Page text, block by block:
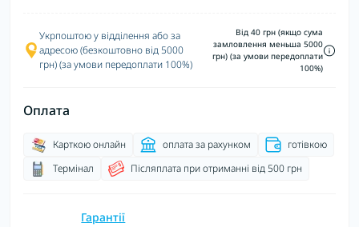
Укрпоштою у відділення або за
адресою (безкоштовно від 5000
грн) (за умови передоплати 100%)
Від 40 грн (якщо сума
замловлення меньша 5000
грн) (за умови передоплати
100%)
Оплата
Карткою онлайн оплата за рахунком
готівкою
Термінал
Післяплата при отриманні від 500 грн
Гарантії